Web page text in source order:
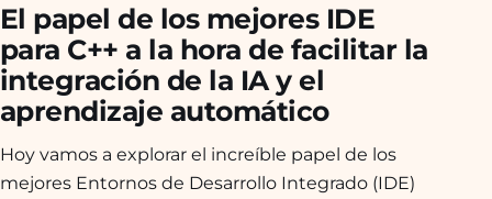
El papel de los mejores IDE
para C++ a la hora de facilitar la
integración de la IA y el
aprendizaje automático
Hoy vamos a explorar el increíble papel de los
mejores Entornos de Desarrollo Integrado (IDE)